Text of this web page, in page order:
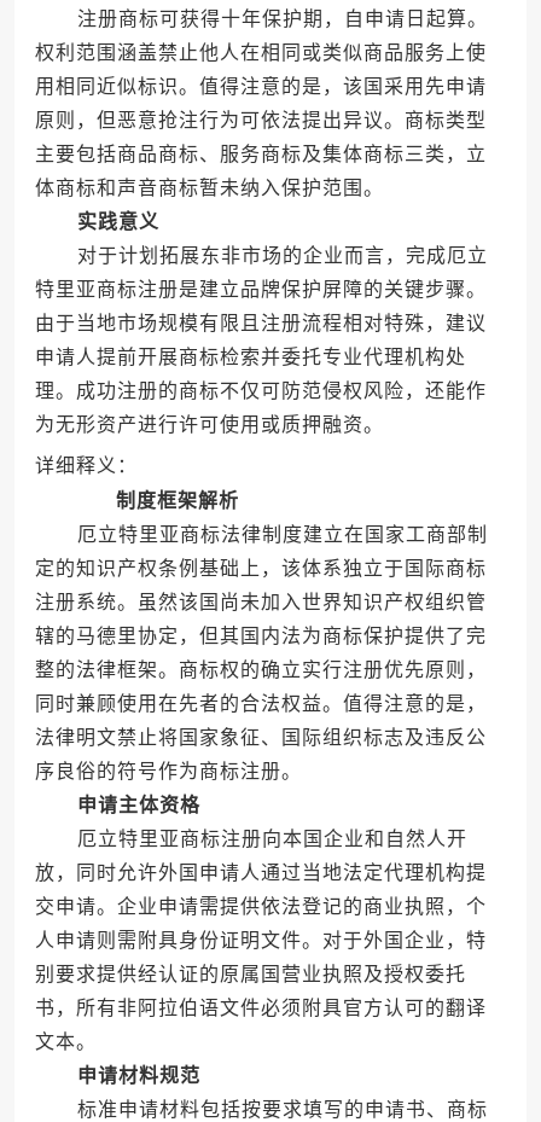
注册商标可获得十年保护期，自申请日起算。
权利范围涵盖禁止他人在相同或类似商品服务上使
用相同近似标识。值得注意的是，该国采用先申请
原则，但恶意抢注行为可依法提出异议。商标类型
主要包括商品商标、服务商标及集体商标三类，立
体商标和声音商标暂未纳入保护范围。
实践意义
对于计划拓展东非市场的企业而言，完成厄立
特里亚商标注册是建立品牌保护屏障的关键步骤。
由于当地市场规模有限且注册流程相对特殊，建议
申请人提前开展商标检索并委托专业代理机构处
理。成功注册的商标不仅可防范侵权风险，还能作
为无形资产进行许可使用或质押融资。
详细释义：
制度框架解析
厄立特里亚商标法律制度建立在国家工商部制
定的知识产权条例基础上，该体系独立于国际商标
注册系统。虽然该国尚未加入世界知识产权组织管
辖的马德里协定，但其国内法为商标保护提供了完
整的法律框架。商标权的确立实行注册优先原则，
同时兼顾使用在先者的合法权益。值得注意的是，
法律明文禁止将国家象征、国际组织标志及违反公
序良俗的符号作为商标注册。
申请主体资格
厄立特里亚商标注册向本国企业和自然人开
放，同时允许外国申请人通过当地法定代理机构提
交申请。企业申请需提供依法登记的商业执照，个
人申请则需附具身份证明文件。对于外国企业，特
别要求提供经认证的原属国营业执照及授权委托
书，所有非阿拉伯语文件必须附具官方认可的翻译
文本。
申请材料规范
标准申请材料包括按要求填写的申请书、商标